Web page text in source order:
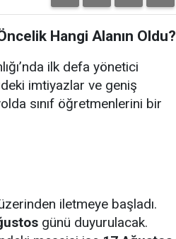
Hangi Alanın Oldu?
ilk defa yönetici
imtiyazlar ve geniş
sınıf öğretmenlerini bir
iletmeye başladı.
günü duyurulacak.